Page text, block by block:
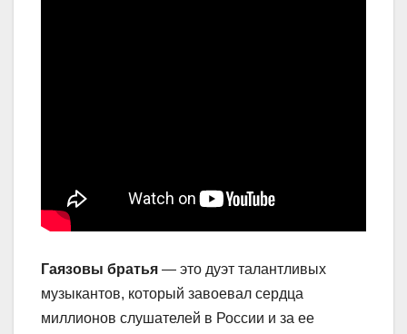
Гаязовы братья — это дуэт талантливых
музыкантов, который завоевал сердца
миллионов слушателей в России и за ее